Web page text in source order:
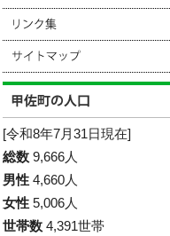
[令和8年7月31日現在]
総数 9,666人
男性 4,660人
女性 5,006人
世帯数 4,391世帯